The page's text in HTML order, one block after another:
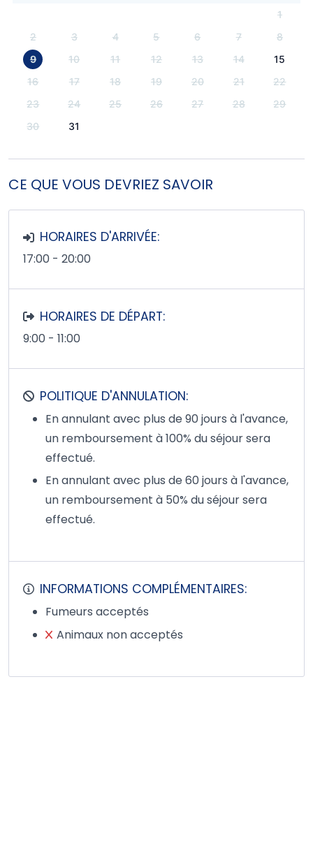
1
2
3 4 5 6 7
8
9
10 11 12 13 14
15
16
17 18 19 20 21
22
23
24 25 26 27 28
29
30
31
CE QUE VOUS DEVRIEZ SAVOIR
HORAIRES D'ARRIVÉE:
17:00 - 20:00
HORAIRES DE DÉPART:
9:00 - 11:00
POLITIQUE D'ANNULATION:
En annulant avec plus de 90 jours à l'avance,
un remboursement à 100% du séjour sera
effectué.
En annulant avec plus de 60 jours à l'avance,
un remboursement à 50% du séjour sera
effectué.
INFORMATIONS COMPLÉMENTAIRES:
Fumeurs acceptés
Animaux non acceptés